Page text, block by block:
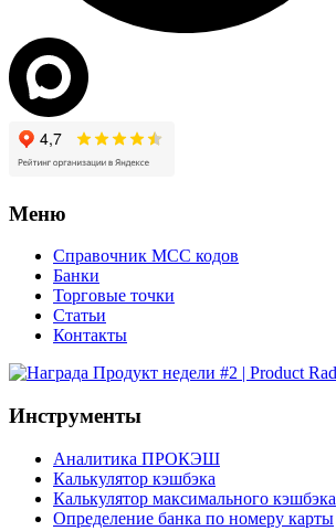
Меню
Справочник MCC кодов
Банки
Торговые точки
Статьи
Контакты
Инструменты
Аналитика ПРОКЭШ
Калькулятор кэшбэка
Калькулятор максимального кэшбэка
Определение банка по номеру карты